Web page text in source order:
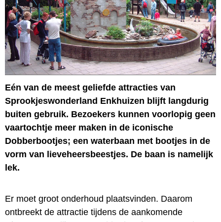
Eén van de meest geliefde attracties van
Sprookjeswonderland Enkhuizen blijft langdurig
buiten gebruik. Bezoekers kunnen voorlopig geen
vaartochtje meer maken in de iconische
Dobberbootjes; een waterbaan met bootjes in de
vorm van lieveheersbeestjes. De baan is namelijk
lek.
Er moet groot onderhoud plaatsvinden. Daarom
ontbreekt de attractie tijdens de aankomende